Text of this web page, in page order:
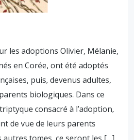
les adoptions Olivier, Mélanie,
en Corée, ont été adoptés
puis, devenus adultes,
biologiques. Dans ce
consacré à l’adoption,
de vue de leurs parents